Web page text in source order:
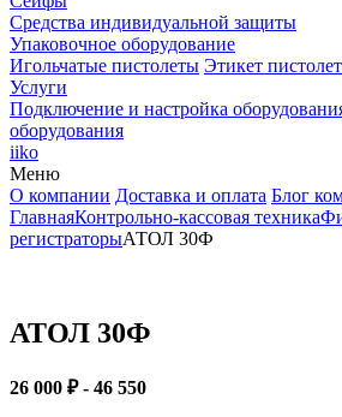
Средства индивидуальной защиты
Упаковочное оборудование
Игольчатые пистолеты Этикет
Услуги
Подключение и настройка
оборудования
iiko
Меню
О компании Доставка и оплата Блог
ГлавнаяКонтрольно-кассовая техника
регистраторыАТОЛ 30Ф
АТОЛ 30Ф
26 000 ₽ - 46 550